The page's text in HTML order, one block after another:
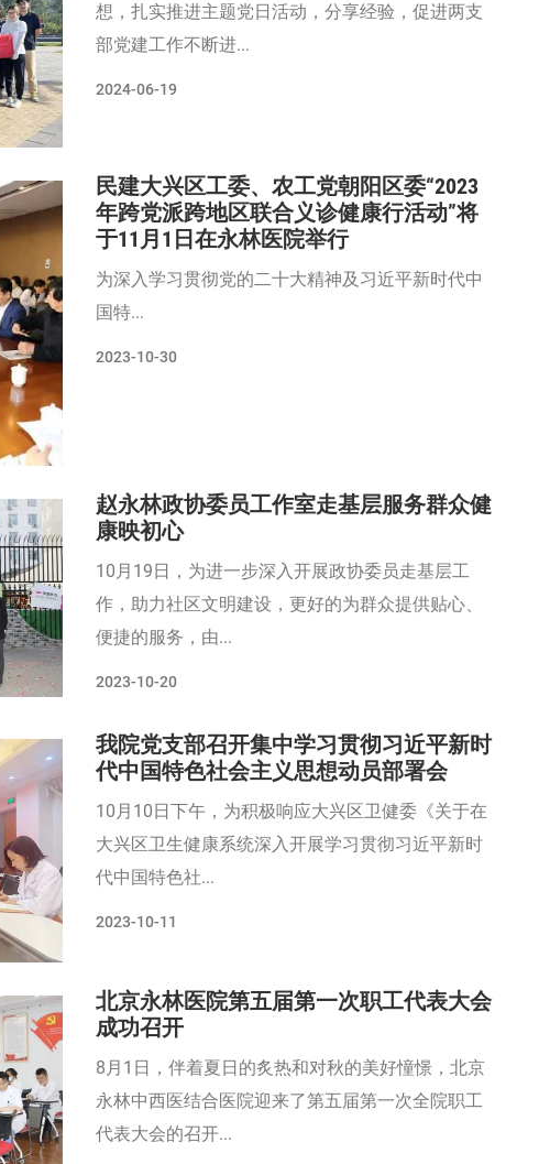
想，扎实推进主题党日活动，分享经验，促进两支
部党建工作不断进...
2024-06-19
民建大兴区工委、农工党朝阳区委“2023
年跨党派跨地区联合义诊健康行活动”将
于11月1日在永林医院举行
为深入学习贯彻党的二十大精神及习近平新时代中
国特...
2023-10-30
赵永林政协委员工作室走基层服务群众健
康映初心
10月19日，为进一步深入开展政协委员走基层工
作，助力社区文明建设，更好的为群众提供贴心、
便捷的服务，由...
2023-10-20
我院党支部召开集中学习贯彻习近平新时
代中国特色社会主义思想动员部署会
10月10日下午，为积极响应大兴区卫健委《关于在
大兴区卫生健康系统深入开展学习贯彻习近平新时
代中国特色社...
2023-10-11
北京永林医院第五届第一次职工代表大会
成功召开
8月1日，伴着夏日的炙热和对秋的美好憧憬，北京
永林中西医结合医院迎来了第五届第一次全院职工
代表大会的召开...